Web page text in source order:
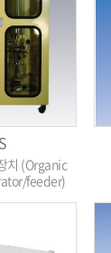
치 (Organic
feeder)